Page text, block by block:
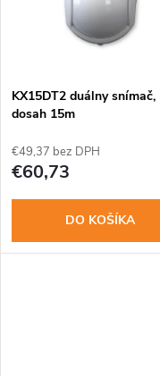
o
v
o
v
KX15DT2 duálny snímač,
dosah 15m
€49,37 bez DPH
€60,73
DO KOŠÍKA